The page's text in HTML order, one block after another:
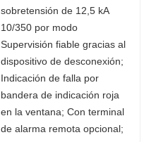
sobretensión de 12,5 kA
10/350 por modo
Supervisión fiable gracias al
dispositivo de desconexión;
Indicación de falla por
bandera de indicación roja
en la ventana; Con terminal
de alarma remota opcional;